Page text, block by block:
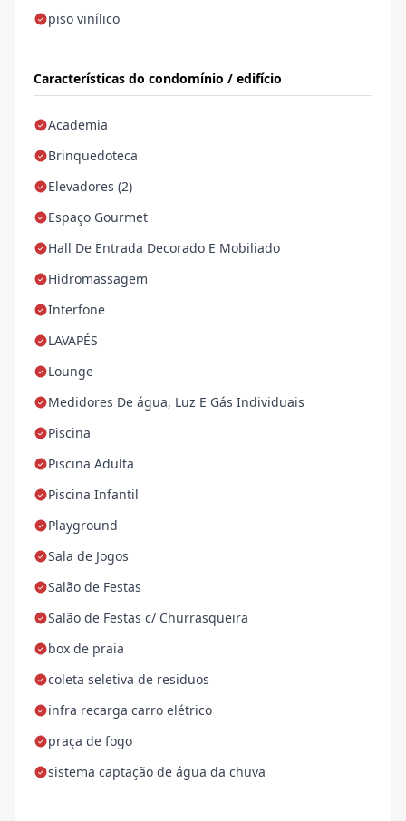
piso vinílico
Características do condomínio / edifício
Academia
Brinquedoteca
Elevadores (2)
Espaço Gourmet
Hall De Entrada Decorado E Mobiliado
Hidromassagem
Interfone
LAVAPÉS
Lounge
Medidores De água, Luz E Gás Individuais
Piscina
Piscina Adulta
Piscina Infantil
Playground
Sala de Jogos
Salão de Festas
Salão de Festas c/ Churrasqueira
box de praia
coleta seletiva de residuos
infra recarga carro elétrico
praça de fogo
sistema captação de água da chuva